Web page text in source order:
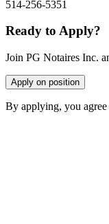
514-256-5351
Ready to Apply?
Join PG Notaires Inc.
Apply on position
By applying, you